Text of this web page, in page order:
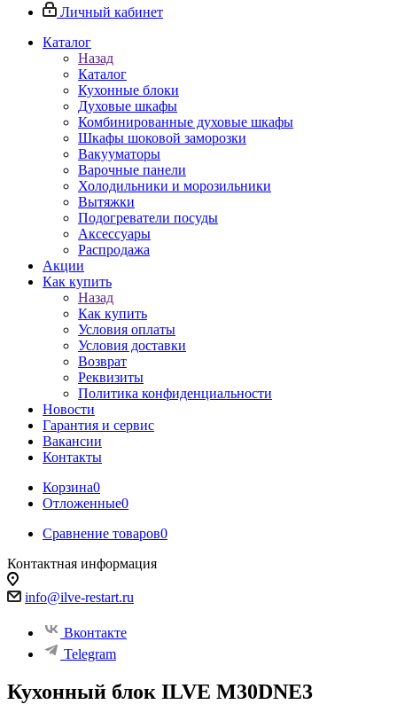
Личный кабинет
Каталог
Назад
Каталог
Кухонные блоки
Духовые шкафы
Комбинированные духовые шкафы
Шкафы шоковой заморозки
Вакууматоры
Варочные панели
Холодильники и морозильники
Вытяжки
Подогреватели посуды
Аксессуары
Распродажа
Акции
Как купить
Назад
Как купить
Условия оплаты
Условия доставки
Возврат
Реквизиты
Политика конфиденциальности
Новости
Гарантия и сервис
Вакансии
Контакты
Корзина0
Отложенные0
Сравнение товаров0
Контактная информация
info@ilve-restart.ru
Вконтакте
Telegram
Кухонный блок ILVE M30DNE3